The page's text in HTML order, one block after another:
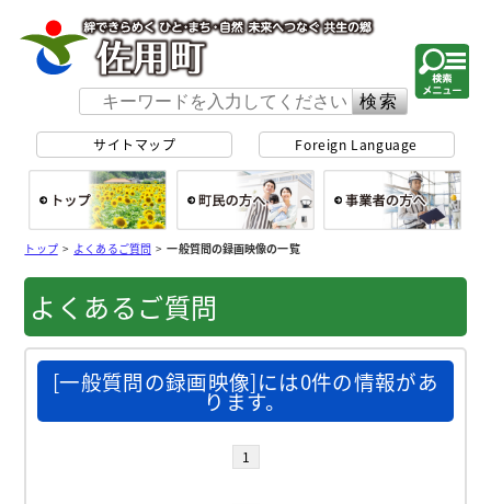
サイトマップ Foreign Language
総合トップ
トップ> よくあるご質問>一般質問の録画映像の一覧
よくあるご質問
[一般質問の録画映像]には0件の情報があ
ります。
1